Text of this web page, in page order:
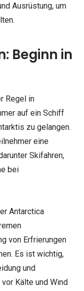
Ausrüstung, um
Beginn in
Regel in
auf ein Schiff
zu gelangen.
eine
Skifahren,
bei
Antarctica
von Erfrierungen
Es ist wichtig,
und
Kälte und Wind